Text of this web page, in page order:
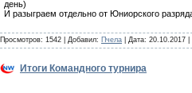
день)
И разыграем отдельно от Юниорского
Просмотров: 1542 | Добавил: Пчела | Дата: 20.10.2017
Итоги Командного турнира